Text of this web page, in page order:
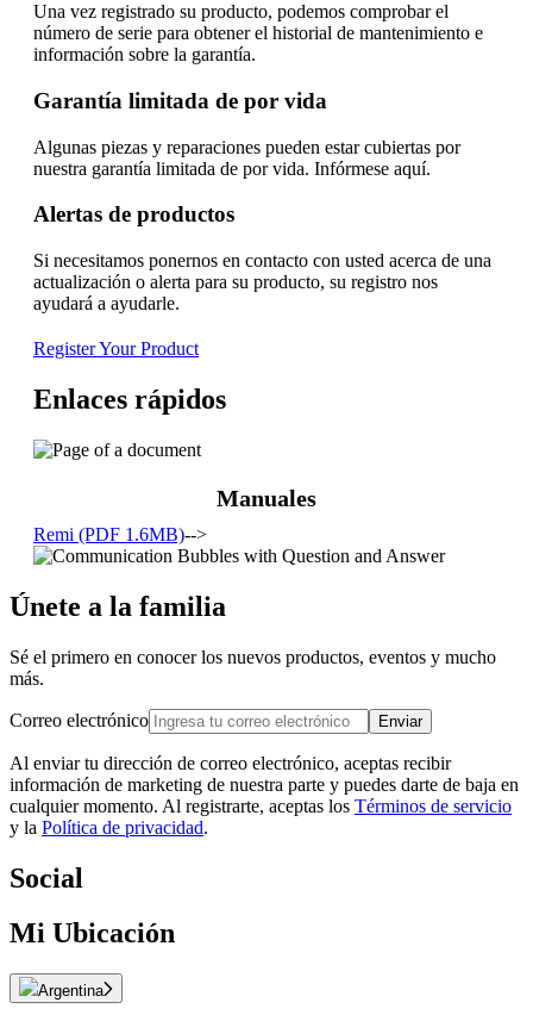
Una vez registrado su producto, podemos comprobar el
número de serie para obtener el historial de mantenimiento e
información sobre la garantía.
Garantía limitada de por vida
Algunas piezas y reparaciones pueden estar cubiertas por
nuestra garantía limitada de por vida. Infórmese aquí.
Alertas de productos
Si necesitamos ponernos en contacto con usted acerca de una
actualización o alerta para su producto, su registro nos
ayudará a ayudarle.
Register Your Product
Enlaces rápidos
Manuales
Remi (PDF 1.6MB)-->
Únete a la familia
Sé el primero en conocer los nuevos productos, eventos y mucho
más.
Correo electrónico Enviar
Al enviar tu dirección de correo electrónico, aceptas recibir
información de marketing de nuestra parte y puedes darte de baja en
cualquier momento. Al registrarte, aceptas los Términos de servicio
y la Política de privacidad.
Social
Mi Ubicación
Argentina